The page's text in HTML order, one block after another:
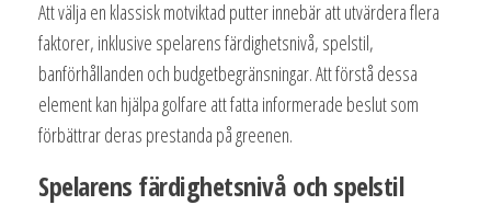
Att välja en klassisk motviktad putter innebär att utvärdera flera
faktorer, inklusive spelarens färdighetsnivå, spelstil,
banförhållanden och budgetbegränsningar. Att förstå dessa
element kan hjälpa golfare att fatta informerade beslut som
förbättrar deras prestanda på greenen.
Spelarens färdighetsnivå och spelstil